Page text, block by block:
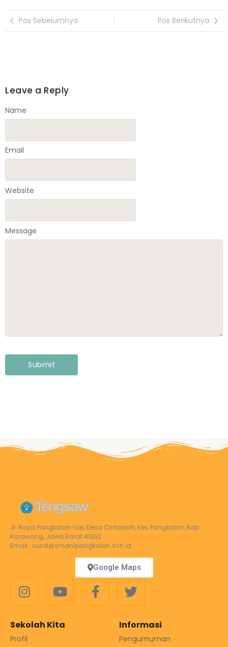
Pos Sebelumnya Pos Berikutnya
Leave a Reply
Message
Name
Email
Website
Jl. Raya Pangkalan-Loji, Desa Cintaasih, Kec Pangkalan, Kab
Karawang, Jawa Barat 41362
Email : surat@sman1pangkalan.sch.id
Google Maps
Sekolah Kita
Profil
Informasi
Pengumuman